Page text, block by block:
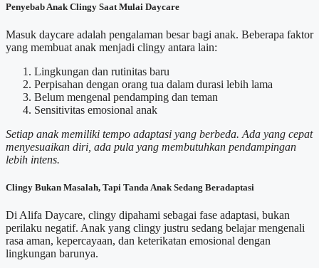
Penyebab Anak Clingy Saat Mulai Daycare
Masuk daycare adalah pengalaman besar bagi anak. Beberapa faktor
yang membuat anak menjadi clingy antara lain:
Lingkungan dan rutinitas baru
Perpisahan dengan orang tua dalam durasi lebih lama
Belum mengenal pendamping dan teman
Sensitivitas emosional anak
Setiap anak memiliki tempo adaptasi yang berbeda. Ada yang cepat
menyesuaikan diri, ada pula yang membutuhkan pendampingan
lebih intens.
Clingy Bukan Masalah, Tapi Tanda Anak Sedang Beradaptasi
Di Alifa Daycare, clingy dipahami sebagai fase adaptasi, bukan
perilaku negatif. Anak yang clingy justru sedang belajar mengenali
rasa aman, kepercayaan, dan keterikatan emosional dengan
lingkungan barunya.